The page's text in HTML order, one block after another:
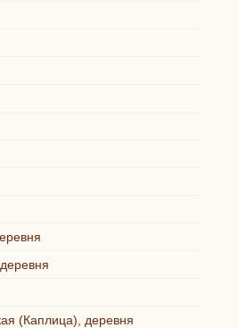
(Каплица), деревня